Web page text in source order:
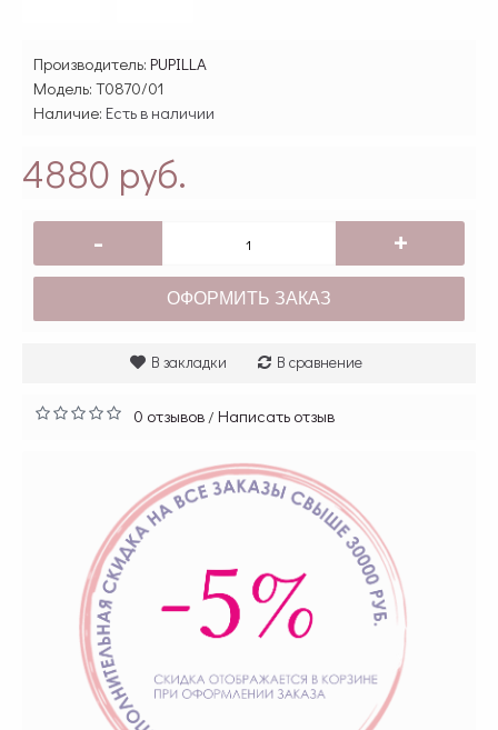
Производитель: PUPILLA
Модель: T0870/01
Наличие: Есть в наличии
4880 руб.
- +
ОФОРМИТЬ ЗАКАЗ
В закладки В сравнение
0 отзывов/ Написать отзыв